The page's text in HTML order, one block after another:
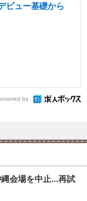
ビュー基礎から
by
会場を中止...再試